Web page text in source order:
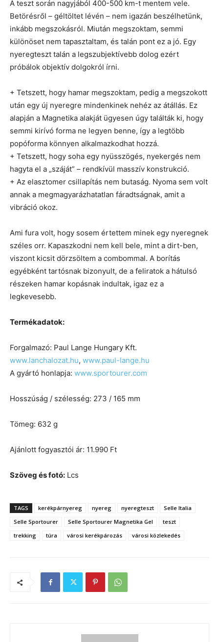
A teszt során nagyjából 400-500 km-t mentem vele.
Betörésről – géltöltet lévén – nem igazán beszélhetünk,
inkább megszokásról. Miután megszoktam, semmi
különöset nem tapasztaltam, és talán pont ez a jó. Egy
nyeregteszt talán a legszubjektívebb dolog ezért
próbálok objektív dolgokról írni.
+ Tetszett, hogy hamar megszoktam, pedig a megszokott
után egy új nyeregre mindenkinek nehéz az átállás. Ez
alapján a Magnetika alakját ügyesen úgy találták ki, hogy
semmi kirívó forma ne legyen benne, így a legtöbb
popóforma könnyen alkalmazkodhat hozzá.
+ Tetszett, hogy soha egy nyüsszögés, nyekergés nem
hagyta el a „száját” – rendkívül masszív konstrukció.
+ Az elasztomer csillapítás nem butaság. Nyoma sem volt
annak a megmagyarázhatatlan fáradtságnak, amit a
vibráció okoz.
Ami fura volt, hogy sosem értettem minek egy nyeregnek
széles orr. Kapaszkodni nem kell bele, mint a dirt-ben,
viszont kicsit dörzsöltem a combommal. A borítás
egyébként tartósnak bizonyult, de a feliratok a hátulsó
részeken hamar kopásnak indultak, igaz ez a
legkevesebb.
Termékadatok:
Forgalmazó: Paul Lange Hungary Kft.
www.lanchalozat.hu, www.paul-lange.hu
A gyártó honlapja: www.sportourer.com
Hosszúság / szélesség: 273 / 165 mm
Tömeg: 632 g
Ajánlott fogyasztói ár: 11.990 Ft
Szöveg és fotó: Lcs
TAGS kerékpárnyereg nyereg nyeregteszt
Selle Italia
Selle Sportourer
Selle Sportourer Magnetika Gel
teszt
trekking
túra városi kerékpározás városi közlekedés